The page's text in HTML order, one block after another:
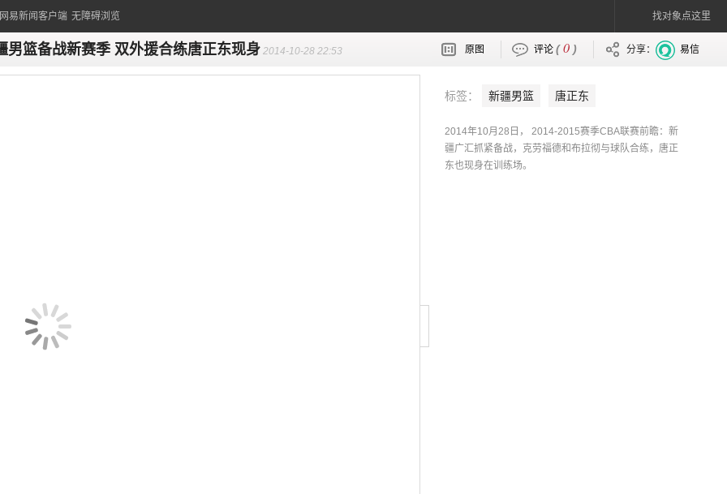
易新闻客户端 无障碍浏览 找对象点这里
男篮备战新赛季 双外援合练唐正东现身 2014-10-28 22:53 原图 评论 (0 ) 分享： 易信
标签： 新疆男篮 唐正东
2014年10月28日， 2014-2015赛季CBA联赛前瞻：新
疆广汇抓紧备战，克劳福德和布拉彻与球队合练，唐正
东也现身在训练场。